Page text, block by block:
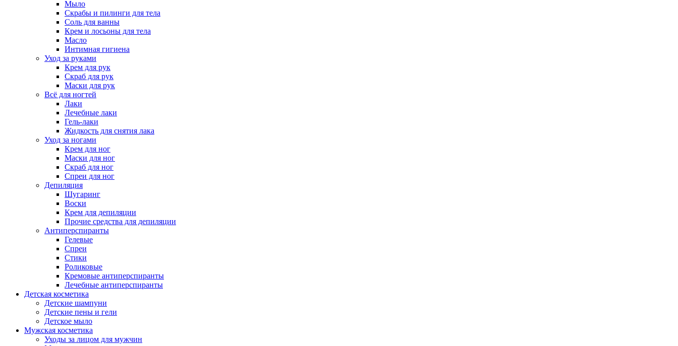
Мыло
Скрабы и пилинги для тела
Соль для ванны
Крем и лосьоны для тела
Масло
Интимная гигиена
Уход за руками
Крем для рук
Скраб для рук
Маски для рук
Всё для ногтей
Лаки
Лечебные лаки
Гель-лаки
Жидкость для снятия лака
Уход за ногами
Крем для ног
Маски для ног
Скраб для ног
Спреи для ног
Депиляция
Шугаринг
Воски
Крем для депиляции
Прочие средства для депиляции
Антиперспиранты
Гелевые
Спреи
Стики
Роликовые
Кремовые антиперспиранты
Лечебные антиперспиранты
Детская косметика
Детские шампуни
Детские пены и гели
Детское мыло
Мужская косметика
Уходы за лицом для мужчин